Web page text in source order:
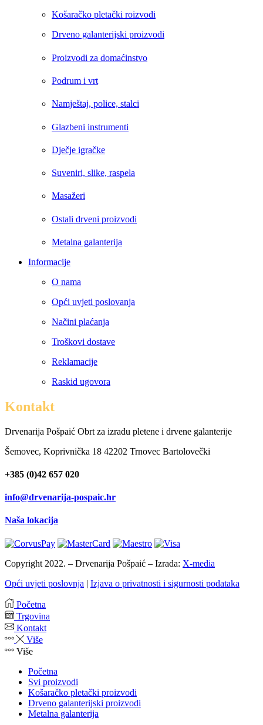
Košaračko pletački roizvodi
Drveno galanterijski proizvodi
Proizvodi za domaćinstvo
Podrum i vrt
Namještaj, police, stalci
Glazbeni instrumenti
Dječje igračke
Suveniri, slike, raspela
Masažeri
Ostali drveni proizvodi
Metalna galanterija
Informacije
O nama
Opći uvjeti poslovanja
Načini plaćanja
Troškovi dostave
Reklamacije
Raskid ugovora
Kontakt
Drvenarija Pošpaić Obrt za izradu pletene i drvene galanterije
Šemovec, Koprivnička 18 42202 Trnovec Bartolovečki
+385 (0)42 657 020
info@drvenarija-pospaic.hr
Naša lokacija
Copyright 2022. – Drvenarija Pošpaić – Izrada: X-media
Opći uvjeti poslovnja | Izjava o privatnosti i sigurnosti podataka
Početna
Trgovina
Kontakt
Više
Više
Početna
Svi proizvodi
Košaračko pletački proizvodi
Drveno galanterijski proizvodi
Metalna galanterija